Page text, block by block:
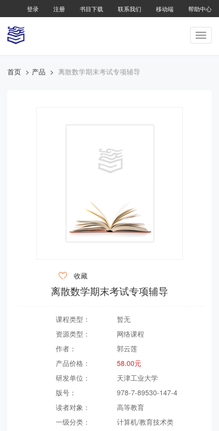
登录 注册 书目下载 联系我们 移动端 帮助中心
首页 产品 离散数学期末考试专项辅导
 收藏
离散数学期末考试专项辅导
课程类型：
暂无
资源类型：
网络课程
作者：
郭云莲
产品价格：
58.00元
研发单位：
天津工业大学
版号：
978-7-89530-147-4
读者对象：
高等教育
一级分类：
计算机/教育技术类